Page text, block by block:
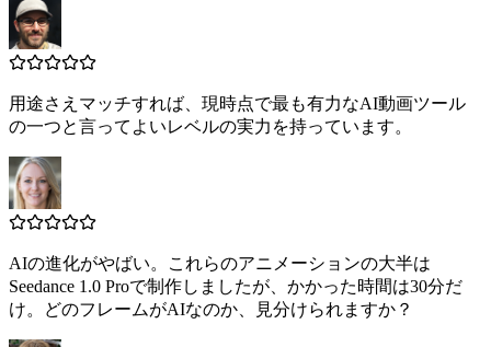
用途さえマッチすれば、現時点で最も有力なAI動画ツール
の一つと言ってよいレベルの実力を持っています。
AIの進化がやばい。これらのアニメーションの大半は
Seedance 1.0 Proで制作しましたが、かかった時間は30分だ
け。どのフレームがAIなのか、見分けられますか？